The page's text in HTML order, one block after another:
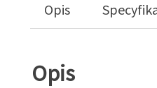
Opis
Opis